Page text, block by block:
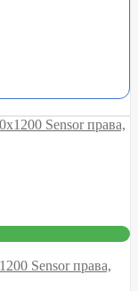
Sensor права,